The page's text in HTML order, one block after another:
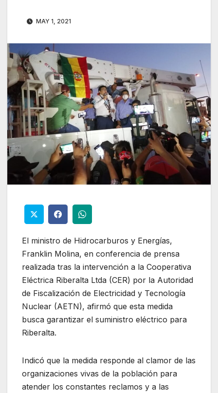
MAY 1, 2021
El ministro de Hidrocarburos y Energías,
Franklin Molina, en conferencia de prensa
realizada tras la intervención a la Cooperativa
Eléctrica Riberalta Ltda (CER) por la Autoridad
de Fiscalización de Electricidad y Tecnología
Nuclear (AETN), afirmó que esta medida
busca garantizar el suministro eléctrico para
Riberalta.
Indicó que la medida responde al clamor de las
organizaciones vivas de la población para
atender los constantes reclamos y a las